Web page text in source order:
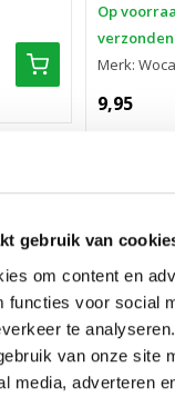
gebruik van
om content en
functies voor social
te
van onze site
media, adverteren
Op
verzonden
Merk: Woca
9,95
(16 INCH)
inch) is een speciale
pad kent een diameter
cm.